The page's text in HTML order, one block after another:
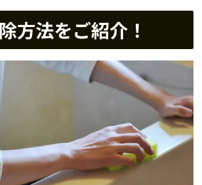
方法をご紹介！